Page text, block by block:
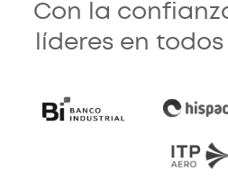
Con la
líderes en